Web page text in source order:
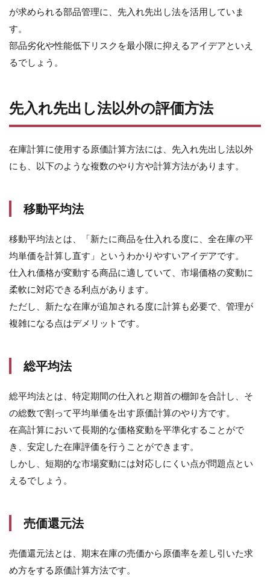
先
入
先
出
し
動
法
の
違
商
有
高
帳
と
は?
商品
有高
5.2
有高
帳の
目的
5.3
在高
計算
6
先
し
法
と
が求められる部品管理に、先入れ先出し法を活用していま
す。
部品劣化や性能低下リスクを最小限に抑えるアイデアといえ
るでしょう。
先入れ先出し法以外の評価方法
在庫計算に使用する原価計算方法には、先入れ先出し法以外
にも、以下のような複数のやり方や計算方法があります。
移動平均法
移動平均法とは、「新たに商品を仕入れる度に、全在庫の平
均単価を計算し直す」というわかりやすいアイデアです。
仕入れ価格が変動する商品に適していて、市場価格の変動に
柔軟に対応できる利点があります。
ただし、新たな在庫が追加される度に計算も必要で、管理が
複雑になる点はデメリットです。
総平均法
総平均法とは、特定期間の仕入れと期首の棚卸を合計し、そ
の総数で割って平均単価を出す原価計算のやり方です。
在高計算において長期的な価格変動を平準化することがで
き、安定した在庫評価を行うことができます。
しかし、短期的な市場変動には対応しにくい点が問題点とい
えるでしょう。
売価還元法
売価還元法とは、期末在庫の売価から原価率を差し引いた求
め方をする原価計算方法です。